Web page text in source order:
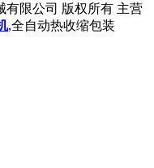
有限公司 版权所有 主营
,全自动热收缩包装